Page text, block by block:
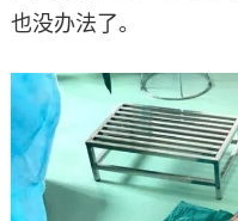
也没办法了。